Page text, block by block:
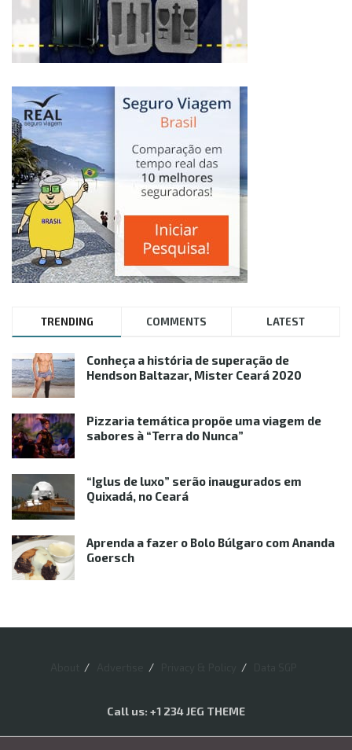
TRENDING COMMENTS LATEST
Conheça a história de superação de
Hendson Baltazar, Mister Ceará 2020
Pizzaria temática propõe uma viagem de
sabores à “Terra do Nunca”
“Iglus de luxo” serão inaugurados em
Quixadá, no Ceará
Aprenda a fazer o Bolo Búlgaro com Ananda
Goersch
Call us: +1 234 JEG THEME